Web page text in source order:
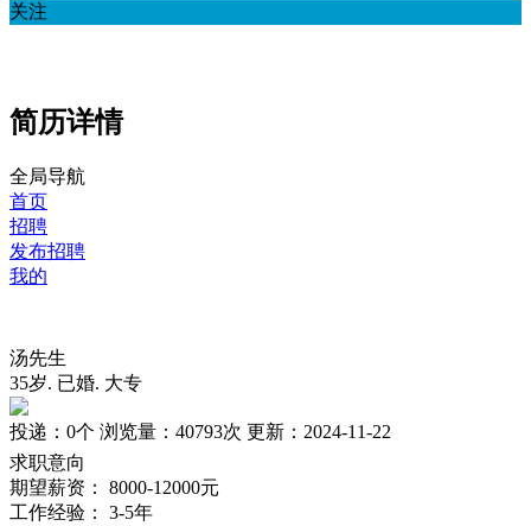
关注
简历详情
全局导航
首页
招聘
发布招聘
我的
汤先生
35岁. 已婚. 大专
投递： 0个 浏览量： 40793次 更新： 2024-11-22
求职意向
期望薪资：
8000-12000元
工作经验：
3-5年